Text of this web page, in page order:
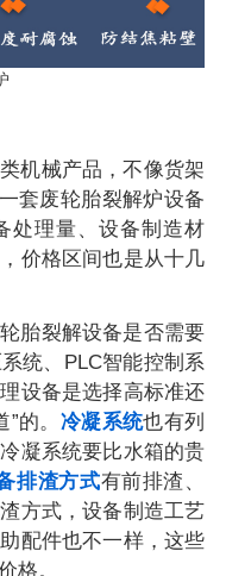
机械产品，不像货架
套废轮胎裂解炉设备
处理量、设备制造材
价格区间也是从十几
胎裂解设备是否需要
统、PLC智能控制系
设备是选择高标准还
的。 冷凝系统也有列
凝系统要比水箱的贵
排渣方式有前排渣、
方式，设备制造工艺
配件也不一样，这些
格。